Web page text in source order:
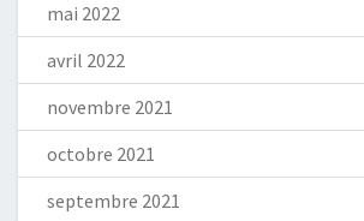
mai 2022
avril 2022
novembre 2021
octobre 2021
septembre 2021